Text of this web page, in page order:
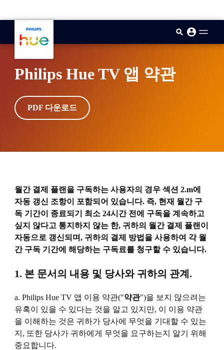
Philips Hue TV 앱 약관
PDF 다운로드
월간 결제 플랜을 구독하는 사용자의 경우 섹션 2.m에
자동 갱신 조항이 포함되어 있습니다. 즉, 현재 월간 구
독 기간이 종료되기 최소 24시간 전에 구독을 계속하고
싶지 않다고 통지하지 않는 한, 귀하의 월간 결제 플랜이
자동으로 갱신되며, 귀하의 결제 방법을 사용하여 각 월
간 구독 기간에 해당하는 구독료를 청구할 수 있습니다.
1. 본 문서의 내용 및 당사와 귀하의 관계.
a. Philips Hue TV 앱 이용 약관("약관")을 보지 않으려는
유혹이 있을 수 있다는 것을 알고 있지만, 이 이용 약관
을 이해하는 것은 귀하가 당사에 무엇을 기대할 수 있는
지, 또한 당사가 귀하에게 무엇을 요구하는지 알기 위해
중요합니다.